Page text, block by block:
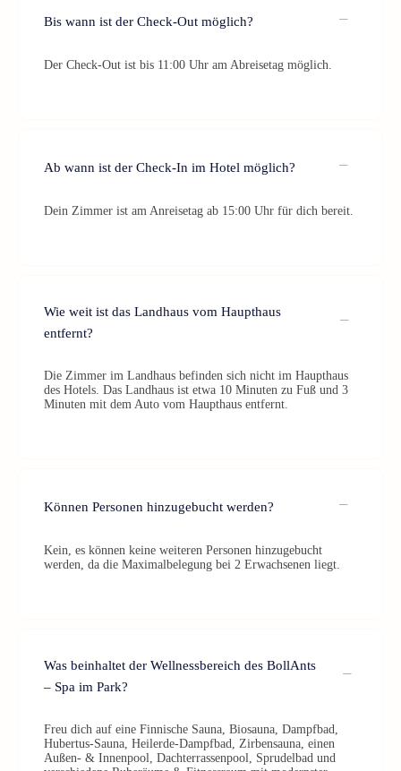
Bis wann ist der Check-Out möglich?
Der Check-Out ist bis 11:00 Uhr am Abreisetag möglich.
Ab wann ist der Check-In im Hotel möglich?
Dein Zimmer ist am Anreisetag ab 15:00 Uhr für dich bereit.
Wie weit ist das Landhaus vom Haupthaus
entfernt?
Die Zimmer im Landhaus befinden sich nicht im Haupthaus
des Hotels. Das Landhaus ist etwa 10 Minuten zu Fuß und 3
Minuten mit dem Auto vom Haupthaus entfernt.
Können Personen hinzugebucht werden?
Kein, es können keine weiteren Personen hinzugebucht
werden, da die Maximalbelegung bei 2 Erwachsenen liegt.
Was beinhaltet der Wellnessbereich des BollAnts
– Spa im Park?
Freu dich auf eine Finnische Sauna, Biosauna, Dampfbad,
Hubertus-Sauna, Heilerde-Dampfbad, Zirbensauna, einen
Außen- & Innenpool, Dachterrassenpool, Sprudelbad und